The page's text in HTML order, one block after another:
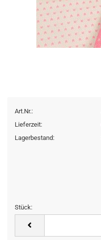
Art.Nr.:
Lieferzeit:
Lagerbestand:
Stück: